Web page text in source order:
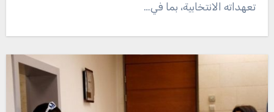
تعهداته الانتخابية، بما في…